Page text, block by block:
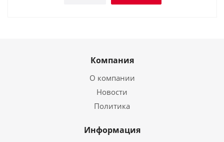
Компания
О компании
Новости
Политика
Информация